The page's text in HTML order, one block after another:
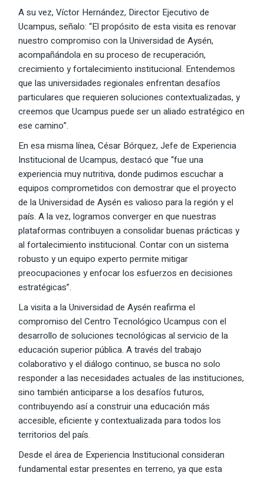
A su vez, Víctor Hernández, Director Ejecutivo de
Ucampus, señalo: “El propósito de esta visita es renovar
nuestro compromiso con la Universidad de Aysén,
acompañándola en su proceso de recuperación,
crecimiento y fortalecimiento institucional. Entendemos
que las universidades regionales enfrentan desafíos
particulares que requieren soluciones contextualizadas, y
creemos que Ucampus puede ser un aliado estratégico en
ese camino”.
En esa misma línea, César Bórquez, Jefe de Experiencia
Institucional de Ucampus, destacó que “fue una
experiencia muy nutritiva, donde pudimos escuchar a
equipos comprometidos con demostrar que el proyecto
de la Universidad de Aysén es valioso para la región y el
país. A la vez, logramos converger en que nuestras
plataformas contribuyen a consolidar buenas prácticas y
al fortalecimiento institucional. Contar con un sistema
robusto y un equipo experto permite mitigar
preocupaciones y enfocar los esfuerzos en decisiones
estratégicas”.
La visita a la Universidad de Aysén reafirma el
compromiso del Centro Tecnológico Ucampus con el
desarrollo de soluciones tecnológicas al servicio de la
educación superior pública. A través del trabajo
colaborativo y el diálogo continuo, se busca no solo
responder a las necesidades actuales de las instituciones,
sino también anticiparse a los desafíos futuros,
contribuyendo así a construir una educación más
accesible, eficiente y contextualizada para todos los
territorios del país.
Desde el área de Experiencia Institucional consideran
fundamental estar presentes en terreno, ya que esta